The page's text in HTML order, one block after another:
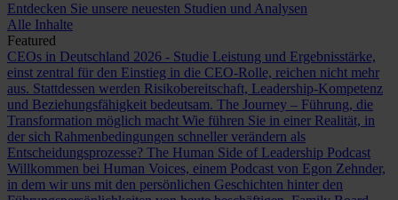
Entdecken Sie unsere neuesten Studien und Analysen
Alle Inhalte
Featured
CEOs in Deutschland 2026 - Studie Leistung und Ergebnisstärke,
einst zentral für den Einstieg in die CEO-Rolle, reichen nicht mehr
aus. Stattdessen werden Risikobereitschaft, Leadership-Kompetenz
und Beziehungsfähigkeit bedeutsam. The Journey – Führung, die
Transformation möglich macht Wie führen Sie in einer Realität, in
der sich Rahmenbedingungen schneller verändern als
Entscheidungsprozesse? The Human Side of Leadership Podcast
Willkommen bei Human Voices, einem Podcast von Egon Zehnder,
in dem wir uns mit den persönlichen Geschichten hinter den